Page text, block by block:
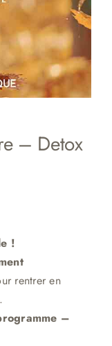
– Detox
!
nt
rentrer en
–